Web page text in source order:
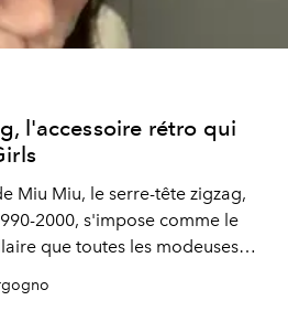
l'accessoire rétro qui
Miu Miu, le serre-tête zigzag,
2000, s'impose comme le
que toutes les modeuses